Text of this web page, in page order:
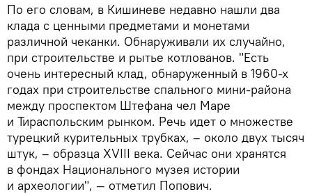
По его словам, в Кишиневе недавно нашли два
клада с ценными предметами и монетами
различной чеканки. Обнаруживали их случайно,
при строительстве и рытье котлованов. "Есть
очень интересный клад, обнаруженный в 1960-х
годах при строительстве спального мини-района
между проспектом Штефана чел Маре
и Тираспольским рынком. Речь идет о множестве
турецкий курительных трубках, – около двух тысяч
штук, – образца XVIII века. Сейчас они хранятся
в фондах Национального музея истории
и археологии", — отметил Попович.